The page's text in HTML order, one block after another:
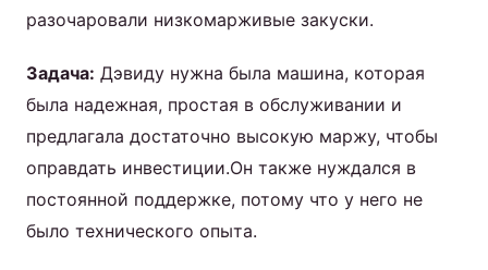
разочаровали низкомарживые закуски.
Задача: Дэвиду нужна была машина, которая
была надежная, простая в обслуживании и
предлагала достаточно высокую маржу, чтобы
оправдать инвестиции.Он также нуждался в
постоянной поддержке, потому что у него не
было технического опыта.